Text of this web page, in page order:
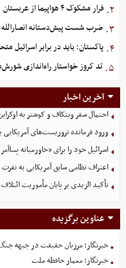
۲. فرار مشکوک ۴ هواپیما از عربستان
۳. ضرب شست پیش‌دستانه انصارالله
۴. پاکستان: باید در برابر اسرائیل
۵. تد کروز خواستار راه‌اندازی
آخرین اخبار
احتمال سفر ویتکاف و کوشنر به
ورود فرمانده تروریست‌های آمریکایی
اسرائیل خود را برای «خاورمیانه
اعتراف نظامی سابق آمریکایی به نفرت
تأکید الزیدی بر پایان مأموریت
عناوین برگزیده
خبرنگار؛ مرزبان حقیقت در جبهه
خبرنگار؛ معمار حافظه ملت